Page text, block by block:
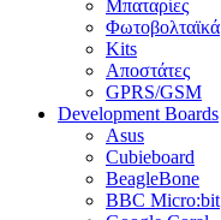
Μπαταρίες
Φωτοβολταϊκά
Kits
Αποστάτες
GPRS/GSM
Development Boards
Asus
Cubieboard
BeagleBone
BBC Micro:bit